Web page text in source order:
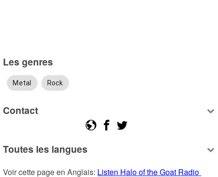
Les genres
Metal Rock
Contact
Toutes les langues
Voir cette page en Anglais: Listen Halo of the Goat Radio